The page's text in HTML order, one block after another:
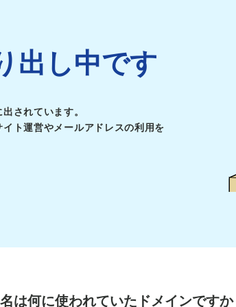
出し中です
されています。
ト運営やメールアドレスの利用を
は何に使われていたドメインですか